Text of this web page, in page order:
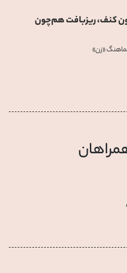
کنف، ریزبافت هم‌چون
«زن»